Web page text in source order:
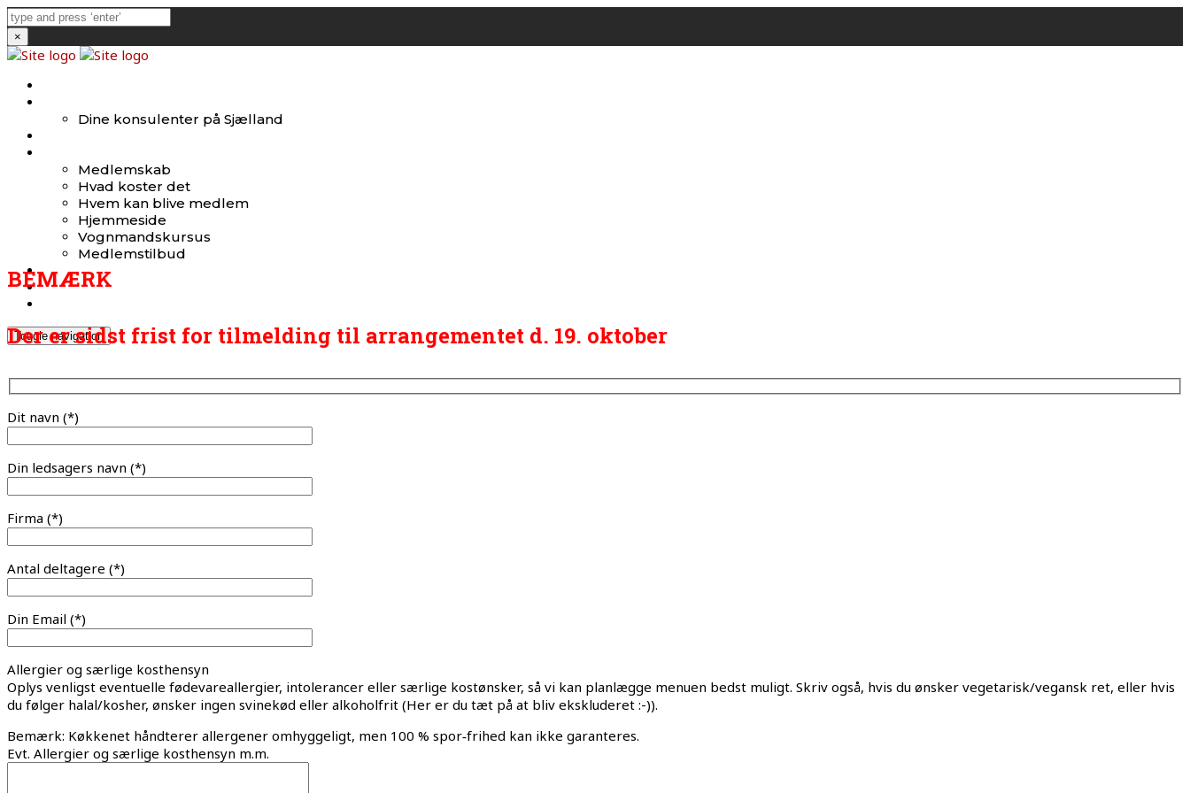
×
Dine konsulenter på Sjælland
Medlemskab
Hvad koster det
Hvem kan blive medlem
Hjemmeside
Vognmandskursus
Medlemstilbud
Nyheder
Mig og min lastbil
Toggle navigation
BEMÆRK
Der er sidst frist for tilmelding til arrangementet d. 19. oktober
Dit navn (*)
Din ledsagers navn (*)
Firma (*)
Antal deltagere (*)
Din Email (*)
Allergier og særlige kosthensyn
Oplys venligst eventuelle fødevareallergier, intolerancer eller særlige kostønsker, så vi kan planlægge menuen bedst muligt. Skriv også, hvis du ønsker vegetarisk/vegansk ret, eller hvis
du følger halal/kosher, ønsker ingen svinekød eller alkoholfrit (Her er du tæt på at bliv ekskluderet :-)).
Bemærk: Køkkenet håndterer allergener omhyggeligt, men 100 % spor‑frihed kan ikke garanteres.
Evt. Allergier og særlige kosthensyn m.m.